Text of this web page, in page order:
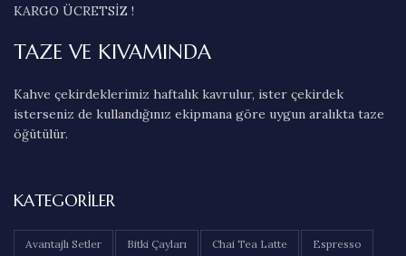
KARGO ÜCRETSİZ !
TAZE VE KIVAMINDA
Kahve çekirdeklerimiz haftalık kavrulur, ister çekirdek
isterseniz de kullandığınız ekipmana göre uygun aralıkta taze
öğütülür.
KATEGORILER
Avantajlı Setler Bitki Çayları Chai Tea Latte Espresso